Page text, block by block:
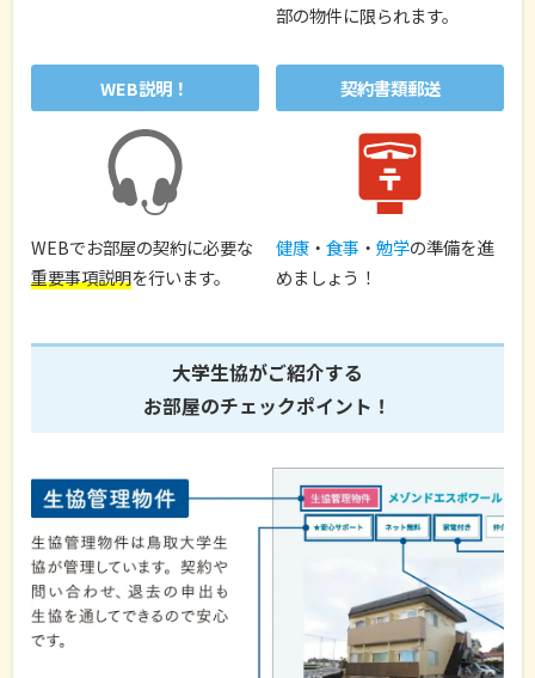
部の物件に限られます。
WEB説明！
WEBでお部屋の契約に必要な
重要事項説明を行います。
契約書類郵送
健康 ・食事 ・勉学の準備を進
めましょう！
大学生協がご紹介する
お部屋のチェックポイント！